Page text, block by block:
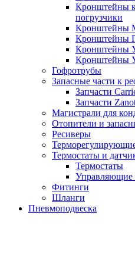
Кронштейны
погрузчики
Кронштейны
Кронштейны
Кронштейны
Кронштейны
Гофротрубы
Запасные части к
Запчасти
Запчасти
Магистрали для
Отопители и
Ресиверы
Термостаты и
Термостаты
Управляющие
Фитинги
Шланги
Пневмоподвеска